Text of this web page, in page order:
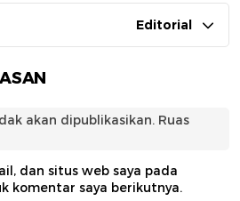
Editorial
akan dipublikasikan. Ruas
dan situs web saya pada
komentar saya berikutnya.